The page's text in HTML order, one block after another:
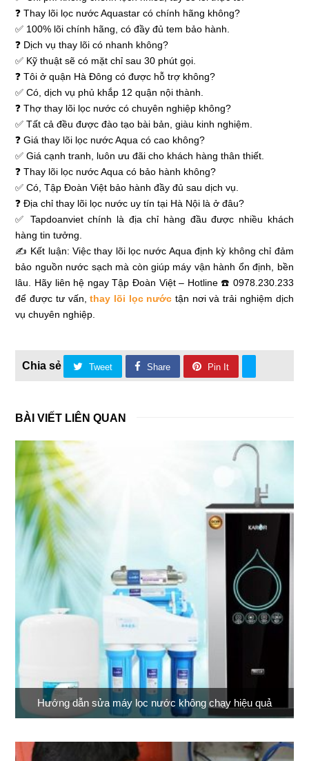
❓ Thay lõi lọc nước Aquastar có chính hãng không?
✅ 100% lõi chính hãng, có đầy đủ tem bảo hành.
❓ Dịch vụ thay lõi có nhanh không?
✅ Kỹ thuật sẽ có mặt chỉ sau 30 phút gọi.
❓ Tôi ở quận Hà Đông có được hỗ trợ không?
✅ Có, dịch vụ phủ khắp 12 quận nội thành.
❓ Thợ thay lõi lọc nước có chuyên nghiệp không?
✅ Tất cả đều được đào tạo bài bản, giàu kinh nghiệm.
❓ Giá thay lõi lọc nước Aqua có cao không?
✅ Giá cạnh tranh, luôn ưu đãi cho khách hàng thân thiết.
❓ Thay lõi lọc nước Aqua có bảo hành không?
✅ Có, Tập Đoàn Việt bảo hành đầy đủ sau dịch vụ.
❓ Địa chỉ thay lõi lọc nước uy tín tại Hà Nội là ở đâu?
✅ Tapdoanviet chính là địa chỉ hàng đầu được nhiều khách
hàng tin tưởng.
✍ Kết luận: Việc thay lõi lọc nước Aqua định kỳ không chỉ đảm
bảo nguồn nước sạch mà còn giúp máy vận hành ổn định, bền
lâu. Hãy liên hệ ngay Tập Đoàn Việt – Hotline ☎️ 0978.230.233
để được tư vấn,thay lõi lọc nước tận nơi và trải nghiệm dịch
vụ chuyên nghiệp.
Tweet Share Pin It
BÀI VIẾT LIÊN QUAN
Hướng dẫn sửa máy lọc nước không chạy hiệu quả